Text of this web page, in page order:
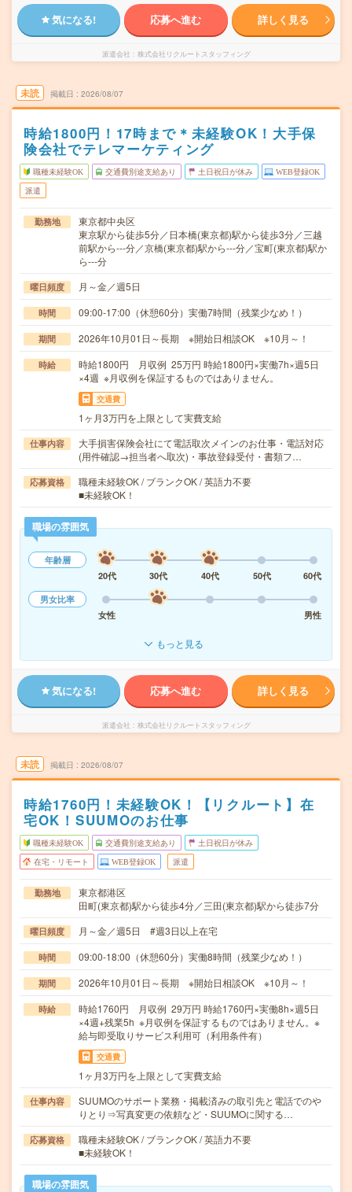
気になる! 応募へ進む 詳しく見る
派遣会社 株式会社リクルートスタッフィング
未読 掲載日 2026/08/07
時給1800円！17時まで＊未経験OK！大手保
険会社でテレマーケティング
職種未経験OK 交通費別途支給あり 土日祝日が休み WEB登録OK
派遣
勤務地
東京都中央区
東京駅から徒歩5分／日本橋(東京都)駅から徒歩3分／三越
前駅から---分／京橋(東京都)駅から---分／宝町(東京都)駅か
ら---分
曜日頻度 月～金／週5日
時間 09:00-17:00（休憩60分）実働7時間（残業少なめ！）
期間 2026年10月01日～長期 ※開始日相談OK ※10月～！
時給
時給1800円 月収例 25万円 時給1800円×実働7h×週5日
×4週 ※月収例を保証するものではありません。
交通費
1ヶ月3万円を上限として実費支給
仕事内容
大手損害保険会社にて電話取次メインのお仕事・電話対応
(用件確認→担当者へ取次)・事故登録受付・書類フ…
応募資格
職種未経験OK / ブランクOK / 英語力不要
■未経験OK！
職場の雰囲気
年齢層
20代
30代 40代 50代
60代
男女比率
女性
男性
もっと見る
気になる! 応募へ進む 詳しく見る
派遣会社 株式会社リクルートスタッフィング
未読 掲載日 2026/08/07
時給1760円！未経験OK！【リクルート】在
宅OK！SUUMOのお仕事
職種未経験OK 交通費別途支給あり 土日祝日が休み
在宅・リモート WEB登録OK 派遣
勤務地
東京都港区
田町(東京都)駅から徒歩4分／三田(東京都)駅から徒歩7分
曜日頻度 月～金／週5日 #週3日以上在宅
時間 09:00-18:00（休憩60分）実働8時間（残業少なめ！）
期間 2026年10月01日～長期 ※開始日相談OK ※10月～！
時給
時給1760円 月収例 29万円 時給1760円×実働8h×週5日
×4週+残業5h ※月収例を保証するものではありません。※
給与即受取りサービス利用可（利用条件有）
交通費
1ヶ月3万円を上限として実費支給
仕事内容
SUUMOのサポート業務・掲載済みの取引先と電話でのや
りとり⇒写真変更の依頼など・SUUMOに関する…
応募資格
職種未経験OK / ブランクOK / 英語力不要
■未経験OK！
職場の雰囲気